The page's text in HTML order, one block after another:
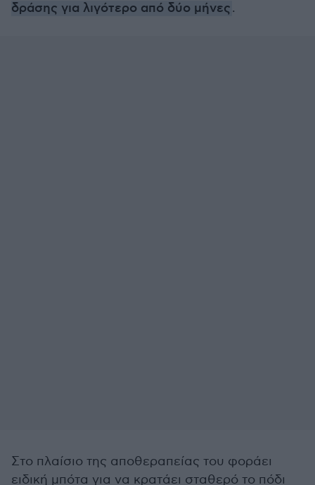
δράσης για λιγότερο από δύο μήνες.
Στο πλαίσιο της αποθεραπείας του φοράει
ειδική μπότα για να κρατάει σταθερό το πόδι